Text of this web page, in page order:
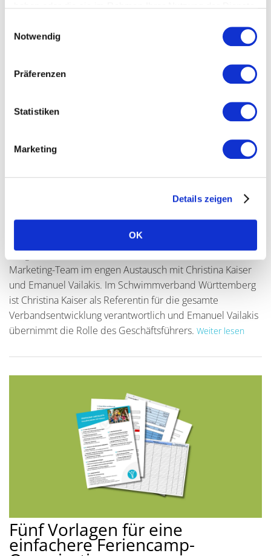
Notwendig
Präferenzen
Statistiken
Marketing
Details zeigen
OK
Langjähriger Partner im
Interview: Schwimmverband
Allgemein Über das Startup
Yolawo besteht bereits seit dem Jahr 2020 eine enge und
großartige Partnerschaft. Um wen es sich beim
unserer Zusammenarbeit kam, welche Vorteile ihre
Mitglieds Schwimmvereine durch Yolawo haben und noch
einiges mehr, darüber stand Günter aus unserem
Marketing-Team im engen Austausch mit Christina Kaiser
und Emanuel Vailakis. Im Schwimmverband Württemberg
ist Christina Kaiser als Referentin für die gesamte
Verbandsentwicklung verantwortlich und Emanuel Vailakis
übernimmt die Rolle des Geschäftsführers. Weiter lesen
Fünf Vorlagen für eine
einfachere Feriencamp-